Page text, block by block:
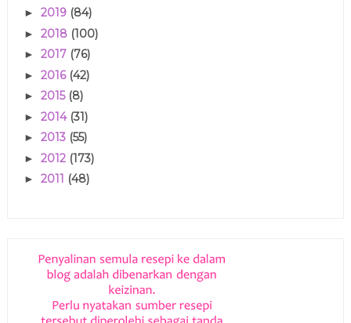
► 2019 (84)
► 2018 (100)
► 2017 (76)
► 2016 (42)
► 2015 (8)
► 2014 (31)
► 2013 (55)
► 2012 (173)
► 2011 (48)